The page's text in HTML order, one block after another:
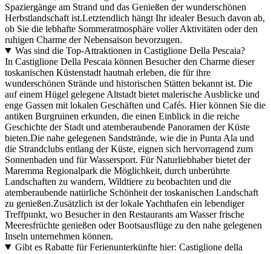
Spaziergänge am Strand und das Genießen der wunderschönen
Herbstlandschaft ist.Letztendlich hängt Ihr idealer Besuch davon ab,
ob Sie die lebhafte Sommeratmosphäre voller Aktivitäten oder den
ruhigen Charme der Nebensaison bevorzugen.
Was sind die Top-Attraktionen in Castiglione Della Pescaia?
In Castiglione Della Pescaia können Besucher den Charme dieser
toskanischen Küstenstadt hautnah erleben, die für ihre
wunderschönen Strände und historischen Stätten bekannt ist. Die
auf einem Hügel gelegene Altstadt bietet malerische Ausblicke und
enge Gassen mit lokalen Geschäften und Cafés. Hier können Sie die
antiken Burgruinen erkunden, die einen Einblick in die reiche
Geschichte der Stadt und atemberaubende Panoramen der Küste
bieten.Die nahe gelegenen Sandstrände, wie die in Punta Ala und
die Strandclubs entlang der Küste, eignen sich hervorragend zum
Sonnenbaden und für Wassersport. Für Naturliebhaber bietet der
Maremma Regionalpark die Möglichkeit, durch unberührte
Landschaften zu wandern, Wildtiere zu beobachten und die
atemberaubende natürliche Schönheit der toskanischen Landschaft
zu genießen.Zusätzlich ist der lokale Yachthafen ein lebendiger
Treffpunkt, wo Besucher in den Restaurants am Wasser frische
Meeresfrüchte genießen oder Bootsausflüge zu den nahe gelegenen
Inseln unternehmen können.
Gibt es Rabatte für Ferienunterkünfte hier: Castiglione della